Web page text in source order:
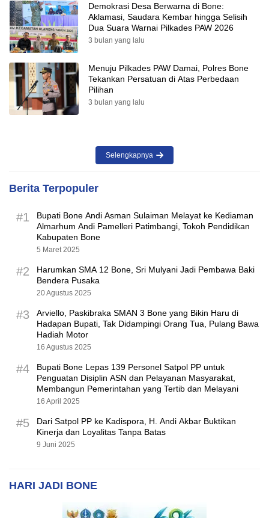
Demokrasi Desa Berwarna di Bone:
Aklamasi, Saudara Kembar hingga Selisih
Dua Suara Warnai Pilkades PAW 2026
3 bulan yang lalu
Menuju Pilkades PAW Damai, Polres Bone
Tekankan Persatuan di Atas Perbedaan
Pilihan
3 bulan yang lalu
Selengkapnya
Berita Terpopuler
#1
Bupati Bone Andi Asman Sulaiman Melayat ke Kediaman
Almarhum Andi Pamelleri Patimbangi, Tokoh Pendidikan
Kabupaten Bone
5 Maret 2025
#2
Harumkan SMA 12 Bone, Sri Mulyani Jadi Pembawa Baki
Bendera Pusaka
20 Agustus 2025
#3
Arviello, Paskibraka SMAN 3 Bone yang Bikin Haru di
Hadapan Bupati, Tak Didampingi Orang Tua, Pulang Bawa
Hadiah Motor
16 Agustus 2025
#4
Bupati Bone Lepas 139 Personel Satpol PP untuk
Penguatan Disiplin ASN dan Pelayanan Masyarakat,
Membangun Pemerintahan yang Tertib dan Melayani
16 April 2025
#5
Dari Satpol PP ke Kadispora, H. Andi Akbar Buktikan
Kinerja dan Loyalitas Tanpa Batas
9 Juni 2025
HARI JADI BONE